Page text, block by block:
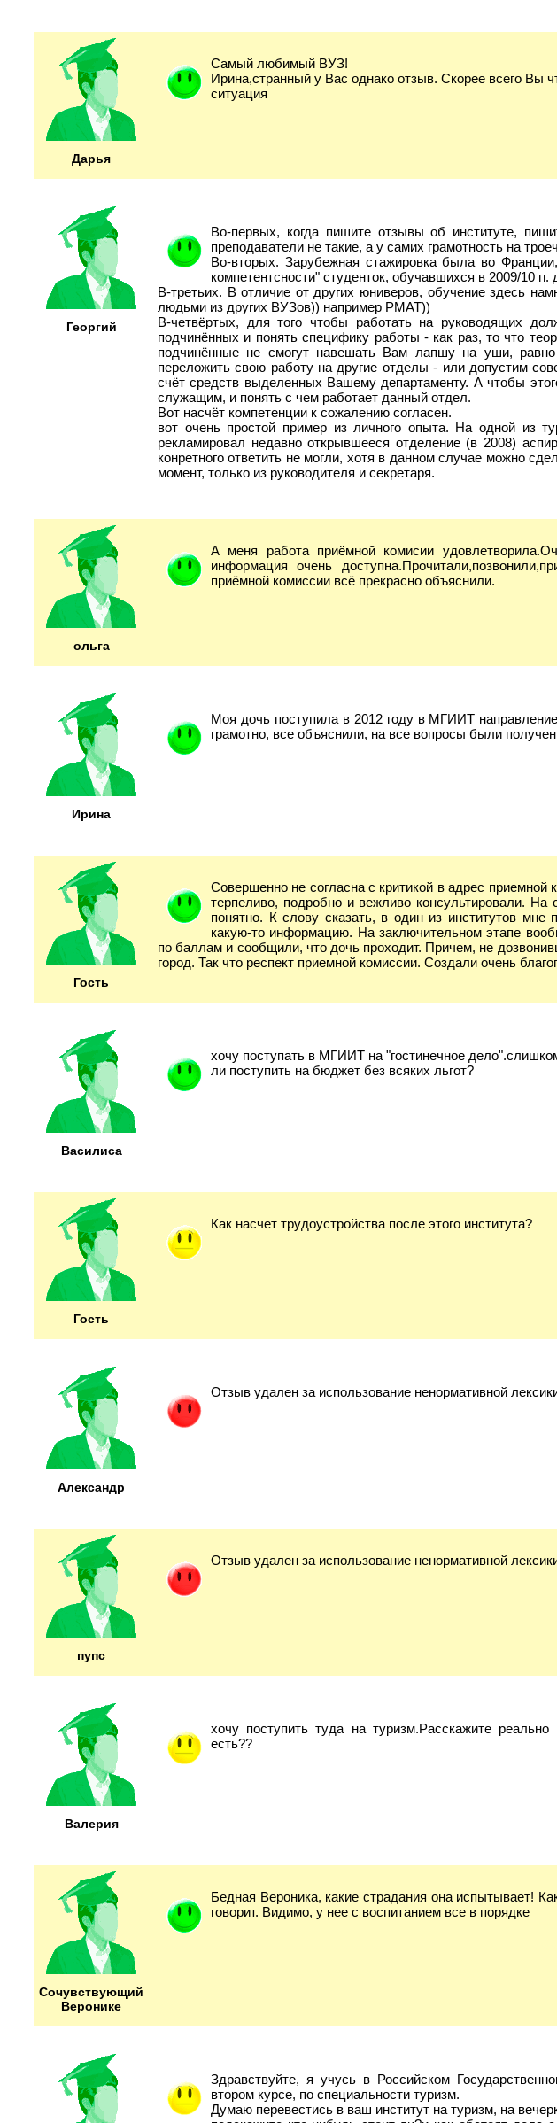
Дарья
Самый любимый ВУЗ!
Ирина,странный у Вас однако отзыв. Скорее всего Вы
ситуация
Георгий
Во-первых, когда пишите отзывы об институте,
преподаватели не такие, а у самих грамотность на
Во-вторых. Зарубежная стажировка была во
компетентсности" студенток, обучавшихся в 2009/10
В-третьих. В отличие от других юниверов, обучение здесь
людьми из других ВУЗов)) например РМАТ))
В-четвёртых, для того чтобы работать на руководящих
подчинённых и понять специфику работы - как раз, то что
подчинённые не смогут навешать Вам лапшу на уши,
переложить свою работу на другие отделы - или допустим
счёт средств выделенных Вашему департаменту. А чтобы
служащим, и понять с чем работает данный отдел.
Вот насчёт компетенции к сожалению согласен.
вот очень простой пример из личного опыта. На одной из
рекламировал недавно открывшееся отделение (в 2008)
конретного ответить не могли, хотя в данном случае можно
момент, только из руководителя и секретаря.
ольга
А меня работа приёмной комисии
информация очень
приёмной комиссии всё прекрасно объяснили.
Ирина
Моя дочь поступила в 2012 году в МГИИТ
грамотно, все объяснили, на все вопросы были
Гость
Совершенно не согласна с критикой в адрес
терпеливо, подробно и вежливо консультировали.
понятно. К слову сказать, в один из институтов мне
какую-то информацию. На заключительном этапе
по баллам и сообщили, что дочь проходит. Причем, не
город. Так что респект приемной комиссии. Создали очень
Василиса
хочу поступать в МГИИТ на "гостинечное
ли поступить на бюджет без всяких льгот?
Гость
Как насчет трудоустройства после этого института?
Александр
Отзыв удален за использование ненормативной
пупс
Отзыв удален за использование ненормативной
Валерия
хочу поступить туда на туризм.Расскажите
есть??
Сочувствующий
Веронике
Бедная Вероника, какие страдания она испытывает!
говорит. Видимо, у нее с воспитанием все в порядке
Здравствуйте, я учусь в Российском
втором курсе, по специальности туризм.
Думаю перевестись в ваш институт на туризм, на